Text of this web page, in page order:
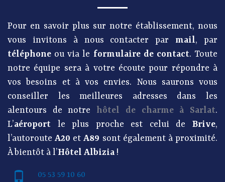
Pour en savoir plus sur notre établissement, nous
vous invitons à nous contacter par mail, par
téléphone ou via le formulaire de contact. Toute
notre équipe sera à votre écoute pour répondre à
vos besoins et à vos envies. Nous saurons vous
conseiller les meilleures adresses dans les
alentours de notre
hôtel de charme à Sarlat.
L’aéroport le plus proche est celui de Brive,
l’autorouteA20 etA89 sont également à proximité.
À bientôt à l’Hôtel Albizia !
05 53 59 10 60